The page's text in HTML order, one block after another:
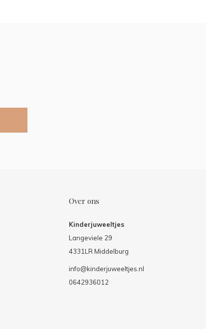
Over ons
Kinderjuweeltjes
Langeviele 29
4331LR Middelburg
info@kinderjuweeltjes.nl
0642936012